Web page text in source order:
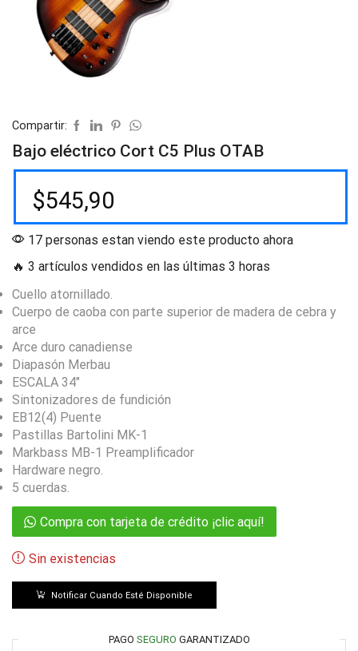
Compartir:
Bajo eléctrico Cort C5 Plus OTAB
$545,90
17 personas estan viendo este producto ahora
🔥 3 artículos vendidos en las últimas 3 horas
Cuello atornillado.
Cuerpo de caoba con parte superior de madera de cebra y
arce
Arce duro canadiense
Diapasón Merbau
ESCALA 34″
Sintonizadores de fundición
EB12(4) Puente
Pastillas Bartolini MK-1
Markbass MB-1 Preamplificador
Hardware negro.
5 cuerdas.
Compra con tarjeta de crédito ¡clic aquí!
Sin existencias
Notificar Cuando Esté Disponible
PAGO SEGURO GARANTIZADO